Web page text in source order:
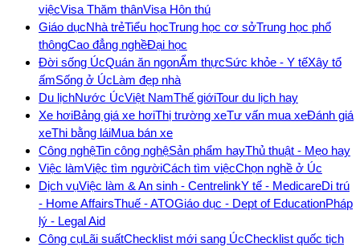
việcVisa Thăm thânVisa Hôn thú
Giáo dụcNhà trẻTiểu họcTrung học cơ sởTrung học phổ
thôngCao đẳng nghềĐại học
Đời sống ÚcQuán ăn ngonẨm thựcSức khỏe - Y tếXây tổ
ấmSống ở ÚcLàm đẹp nhà
Du lịchNước ÚcViệt NamThế giớiTour du lịch hay
Xe hơiBảng giá xe hơiThị trường xeTư vấn mua xeĐánh giá
xeThi bằng láiMua bán xe
Công nghệTin công nghệSản phẩm hayThủ thuật - Mẹo hay
Việc làmViệc tìm ngườiCách tìm việcChọn nghề ở Úc
Dịch vụViệc làm & An sinh - CentrelinkY tế - MedicareDi trú
- Home AffairsThuế - ATOGiáo dục - Dept of EducationPháp
lý - Legal Aid
Công cụLãi suấtChecklist mới sang ÚcChecklist quốc tịch